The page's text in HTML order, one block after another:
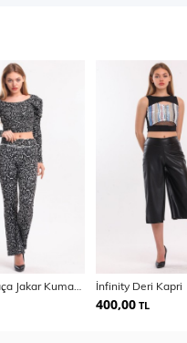
İnfinity Deri Kapri
400,00 TL